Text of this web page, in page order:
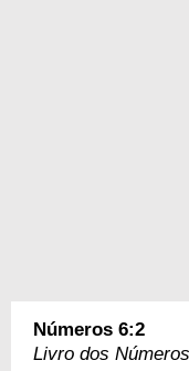
Números 6:2
Livro dos